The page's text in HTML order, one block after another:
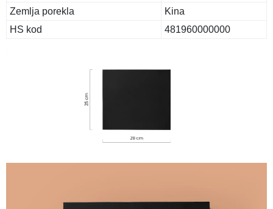
Zemlja porekla
Kina
HS kod
481960000000